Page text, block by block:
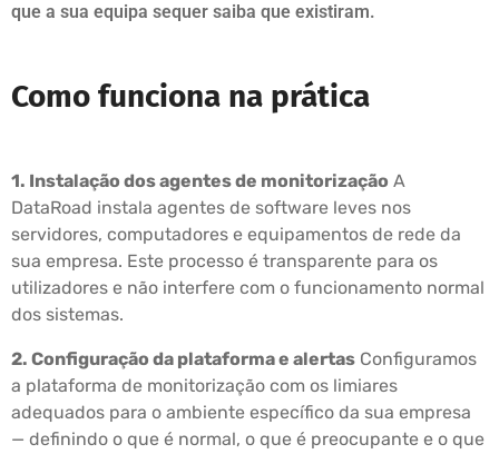
que a sua equipa sequer saiba que existiram.
Como funciona na prática
1. Instalação dos agentes de monitorização A
DataRoad instala agentes de software leves nos
servidores, computadores e equipamentos de rede da
sua empresa. Este processo é transparente para os
utilizadores e não interfere com o funcionamento normal
dos sistemas.
2. Configuração da plataforma e alertas Configuramos
a plataforma de monitorização com os limiares
adequados para o ambiente específico da sua empresa
— definindo o que é normal, o que é preocupante e o que